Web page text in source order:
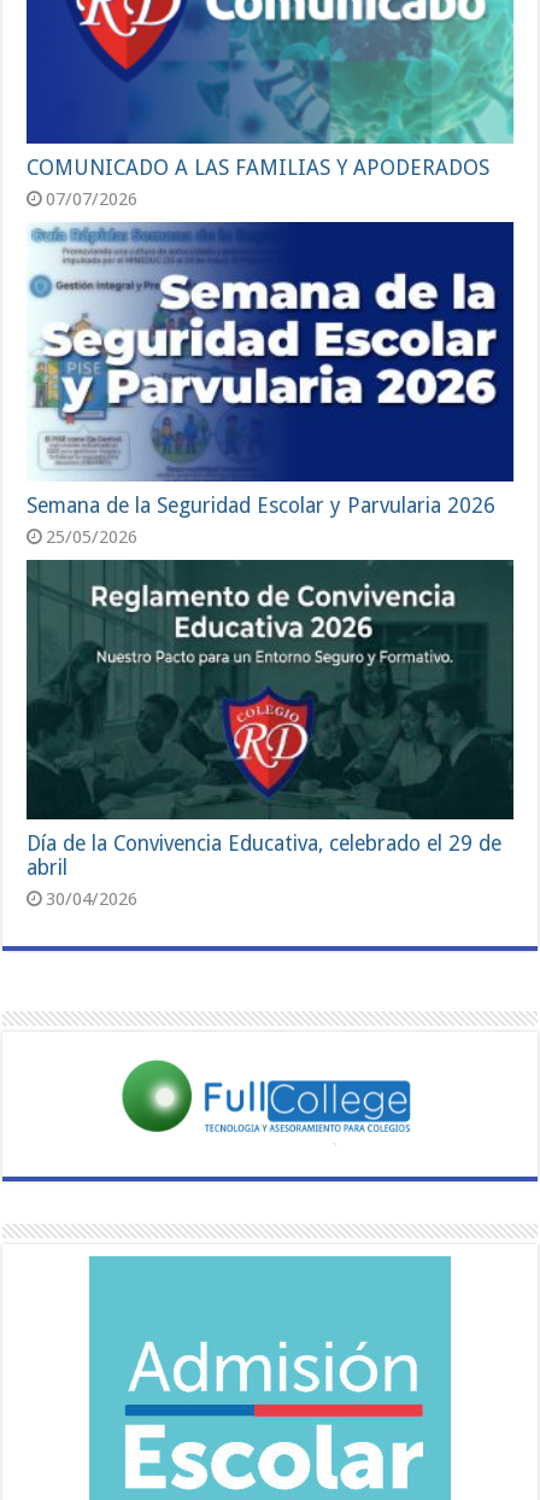
COMUNICADO A LAS FAMILIAS Y APODERADOS
07/07/2026
Semana de la Seguridad Escolar y Parvularia 2026
25/05/2026
Día de la Convivencia Educativa, celebrado el 29 de
abril
30/04/2026